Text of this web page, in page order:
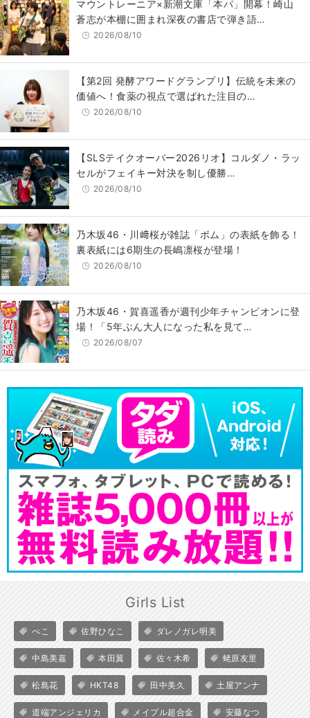
マウントレーニア×新潮文庫「本パ」開幕！崎山
蒼志が本棚に囲まれ深夜の書店で弾き語…
2026/08/10
【第2回 発酵アワードグランプリ】伝統を未来の
価値へ！食薬の視点で選ばれた注目の…
2026/08/10
【SLSテイクオーバー2026リオ】コルダノ・ラッ
セルがフェイキー対決を制し優勝…
2026/08/10
乃木坂46・川﨑桜が雑誌「ボム」の表紙を飾る！
裏表紙には6期生の長嶋凛桜が登場！
2026/08/10
乃木坂46・賀喜遥香が週刊少年チャンピオンに登
場！「5年ぶん大人になった私を見て…
2026/08/07
Girls List
ぺこ 佐野ひなこ ダレノガレ明美
中島美嘉 本田翼 佐々木希 蛯原友里
松島花 HKT48 田中美久 土屋アンナ
道端アンジェリカ メイプル超合金 安藤なつ